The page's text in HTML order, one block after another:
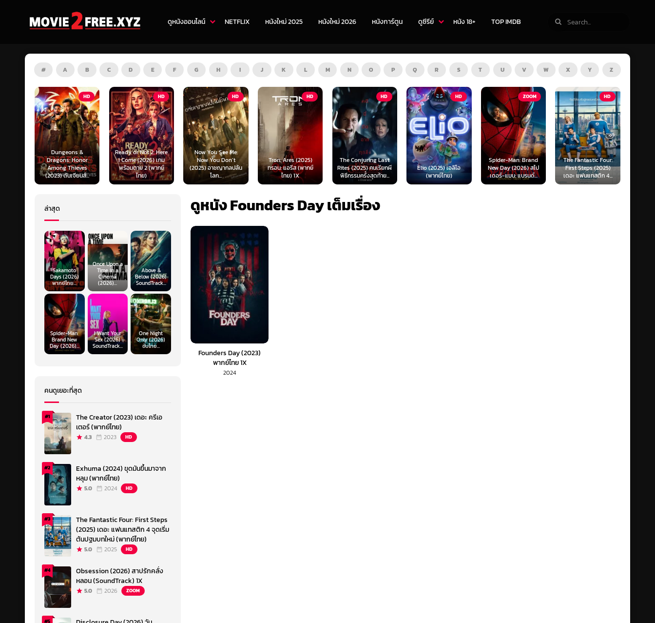
ดูหนังออนไลน์ NETFLIX หนังใหม่ 2025 หนังใหม่ 2026 หนังการ์ตูน ดูซีรีย์ หนัง 18+ TOP IMDB
# A B C D E F G H I J K L M N O P Q R S T U V W X Y Z
HD
Ready or Not 2: Here
I Come (2026) เกม
พร้อมตาย 2 (พากย์
ไทย)
HD
Now You See Me:
Now You Don’t
(2025) อาชญากลปล้น
โลก...
HD
Tron: Ares (2025)
ทรอน: แอรีส (พากย์
ไทย) 1X
HD
The Conjuring Last
Rites (2025) คนเรียกผี
พิธีกรรมครั้งสุดท้าย...
HD
Elio (2025) เอลิโอ
(พากย์ไทย)
ZOOM
Spider-Man: Brand
New Day (2026) สไป
เดอร์-แมน: แบรนด์...
HD
The Fantastic Four:
First Steps (2025)
เดอะ แฟนแทสติก 4...
HD
Kraken (2025) คราเคน
เลื้อยสยอง 20,000
โยชน์...
ดูหนัง Founders Day เต็มเรื่อง
Founders Day (2023)
พากย์ไทย 1X
2024
ล่าสุด
Sakamoto
Days (2026)
พากย์ไทย...
Once Upon a
Time in a
Cinema
(2026)...
Above &
Below (2026)
SoundTrack...
Spider-Man:
Brand New
Day (2026)...
I Want Your
Sex (2026)
SoundTrack...
One Night
Only (2026)
ซับไทย...
คนดูเยอะที่สุด
#1
The Creator (2023) เดอะ ครีเอ
เตอร์ (พากย์ไทย)
4.3 2023 HD
#2
Exhuma (2024) ขุดมันขึ้นมาจาก
หลุม (พากย์ไทย)
5.0 2024 HD
#3
The Fantastic Four: First Steps
(2025) เดอะ แฟนแทสติก 4 จุดเริ่ม
ต้นปฐมบทใหม่ (พากย์ไทย)
5.0 2025 HD
#4
Obsession (2026) สาปรักคลั่ง
หลอน (SoundTrack) 1X
5.0 2026 ZOOM
#5